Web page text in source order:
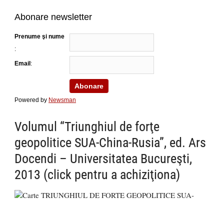
Abonare newsletter
Prenume şi nume
:
Email:
Powered by Newsman
Volumul “Triunghiul de forţe
geopolitice SUA-China-Rusia”, ed. Ars
Docendi – Universitatea Bucureşti,
2013 (click pentru a achiziţiona)